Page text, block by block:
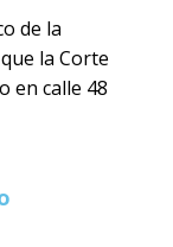
de la
la Corte
en calle 48